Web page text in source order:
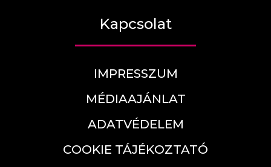
Kapcsolat
IMPRESSZUM
MÉDIAAJÁNLAT
ADATVÉDELEM
COOKIE TÁJÉKOZTATÓ